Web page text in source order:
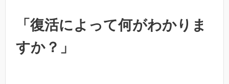
「復活によって何がわかりま
すか？」